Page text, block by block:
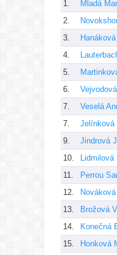
1.
Mladá
2.
3.
4.
5.
6.
7.
Veselá
7.
Jelínková
9.
Jindrová
10.
Lidmilová
11.
Perrou
12.
13.
Brožová
14.
Konečná
15.
Honková